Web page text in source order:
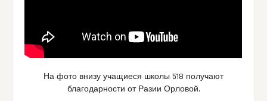
На фото внизу учащиеся школы 518 получают
благодарности от Разии Орловой.